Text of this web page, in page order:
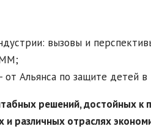
вызовы и
Альянса по защите детей
решений, достойных к
и различных отраслях